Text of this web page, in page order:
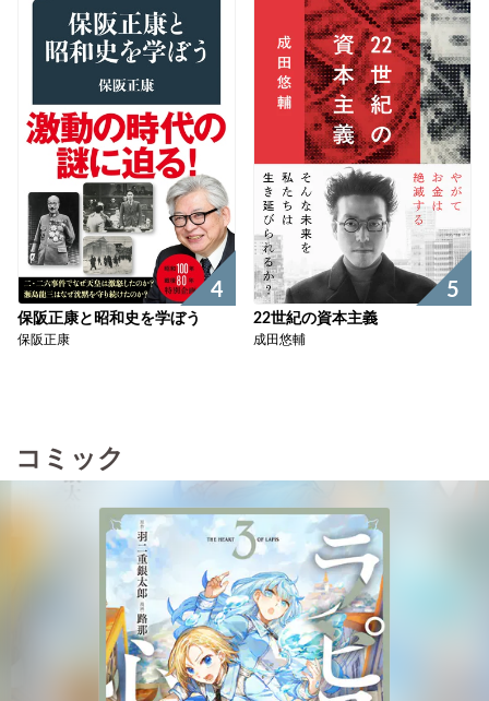
4
保阪正康と昭和史を学ぼう
保阪正康
5
22世紀の資本主義
成田悠輔
コミック